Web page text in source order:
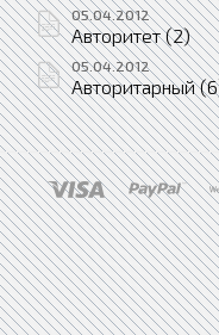
05.04.2012
Авторитет (2)
05.04.2012
Авторитарный